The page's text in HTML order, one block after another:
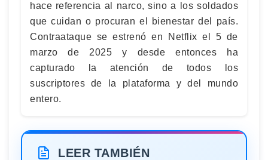
hace referencia al narco, sino a los soldados
que cuidan o procuran el bienestar del país.
Contraataque se estrenó en Netflix el 5 de
marzo de 2025 y desde entonces ha
capturado la atención de todos los
suscriptores de la plataforma y del mundo
entero.
LEER TAMBIÉN